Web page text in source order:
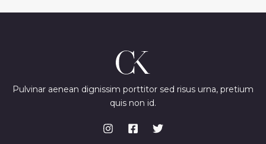
Pulvinar aenean dignissim porttitor sed risus urna, pretium
quis non id.